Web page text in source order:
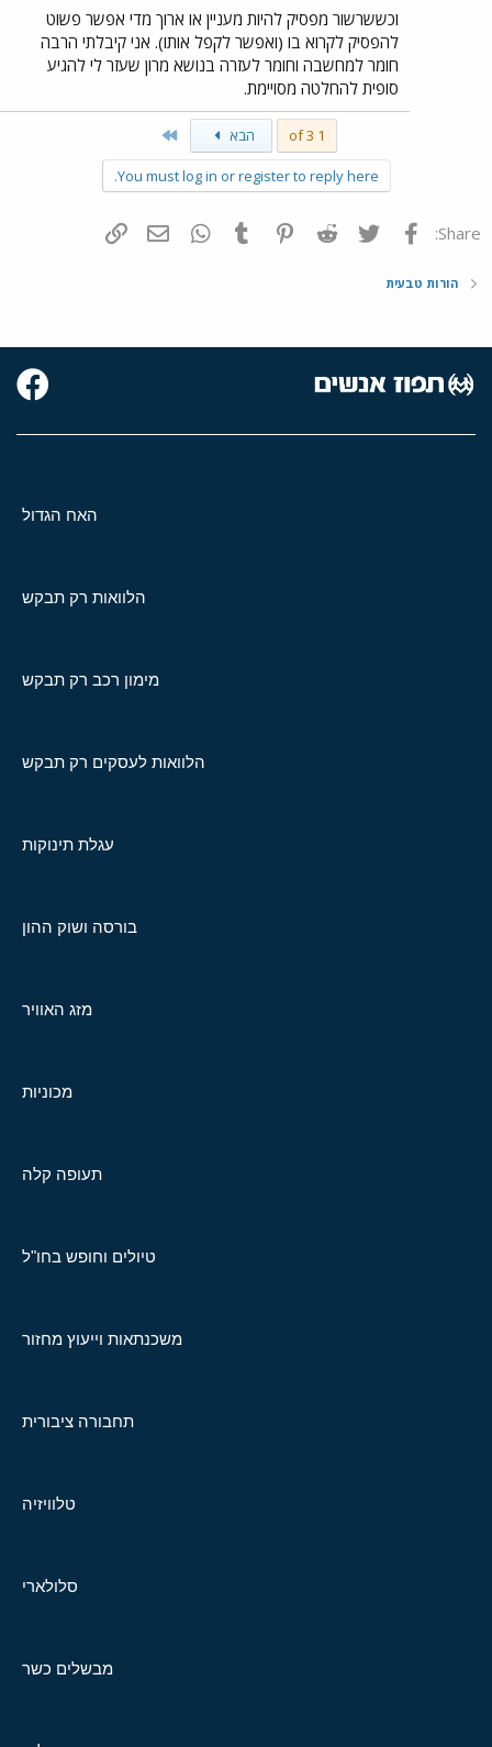
וכששרשור מפסיק להיות מעניין או ארוך מדי אפשר פשוט
להפסיק לקרוא בו (ואפשר לקפל אותו). אני קיבלתי הרבה
חומר למחשבה וחומר לעזרה בנושא מרון שעזר לי להגיע
סופית להחלטה מסויימת.
1 of 3 הבא
You must log in or register to reply here.
Share: פייסבוק Twitter
Reddit
Pinterest
Tumblr
WhatsAppדואר אלקטרוני
הורות טבעית
האח הגדול
הלוואות רק תבקש
מימון רכב רק תבקש
הלוואות לעסקים רק תבקש
עגלת תינוקות
בורסה ושוק ההון
מזג האוויר
מכוניות
תעופה קלה
טיולים וחופש בחו"ל
משכנתאות וייעוץ מחזור
תחבורה ציבורית
טלוויזיה
סלולארי
מבשלים כשר